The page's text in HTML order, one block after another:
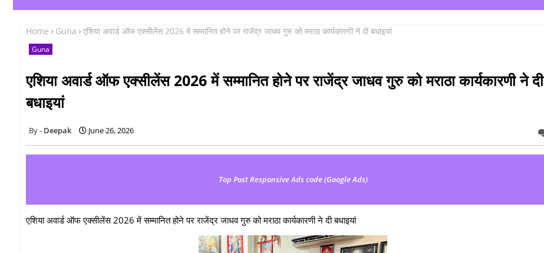
Home Guna एशिया अवार्ड ऑफ एक्सीलेंस 2026 में सम्मानित होने पर राजेंद्र जाधव गुरु को मराठा कार्यकारणी ने दी बधाइयां
Guna
एशिया अवार्ड ऑफ एक्सीलेंस 2026 में सम्मानित होने पर राजेंद्र जाधव गुरु को मराठा कार्यकारणी ने दी
बधाइयां
Deepak June 26, 2026
Top Post Responsive Ads code (Google Ads)
एशिया अवार्ड ऑफ एक्सीलेंस 2026 में सम्मानित होने पर राजेंद्र जाधव गुरु को मराठा कार्यकारणी ने दी बधाइयां